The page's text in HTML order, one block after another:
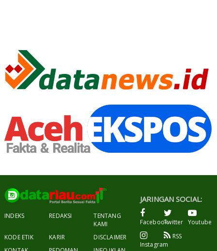
INDEKS REDAKSI
TENTANG
KAMI
KODE ETIK
KARIR
DISCLAIMER
JARINGAN SOCIAL:
FacebookTwitter Youtube
Instagram
RSS